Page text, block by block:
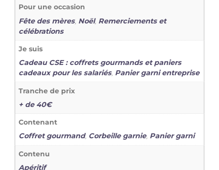
Pour une occasion
Fête des mères, Noël, Remerciements et
célébrations
Je suis
Cadeau CSE : coffrets gourmands et paniers
cadeaux pour les salariés, Panier garni entreprise
Tranche de prix
+ de 40€
Contenant
Coffret gourmand, Corbeille garnie, Panier garni
Contenu
Apéritif